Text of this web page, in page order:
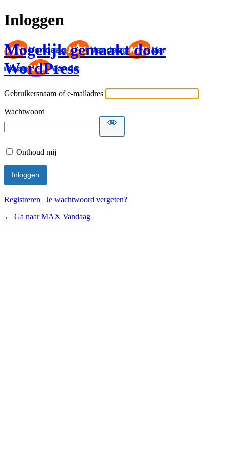
Inloggen
Mogelijk gemaakt door
WordPress
Gebruikersnaam of e-mailadres
Wachtwoord
Onthoud mij
Registreren | Je wachtwoord vergeten?
← Ga naar MAX Vandaag